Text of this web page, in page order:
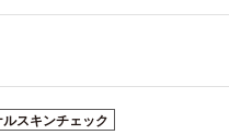
スキンチェック